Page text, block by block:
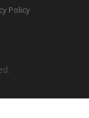
Policy